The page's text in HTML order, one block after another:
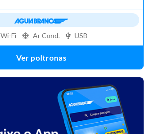
Ver poltronas
Wi-Fi Ar Cond. USB